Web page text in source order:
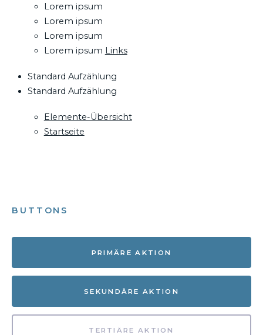
Lorem ipsum
Lorem ipsum
Lorem ipsum
Lorem ipsum Links
Standard Aufzählung
Standard Aufzählung
Elemente-Übersicht
Startseite
BUTTONS
PRIMÄRE AKTION
SEKUNDÄRE AKTION
TERTIÄRE AKTION